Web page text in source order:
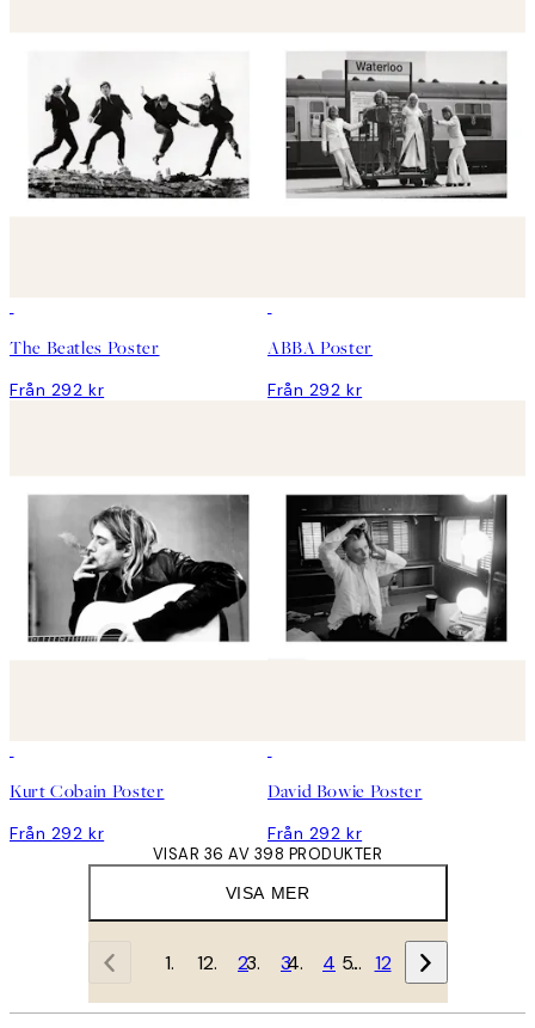
The Beatles Poster
Från 292 kr
ABBA Poster
Från 292 kr
Kurt Cobain Poster
Från 292 kr
David Bowie Poster
Från 292 kr
VISA MER
VISAR 36 AV 398 PRODUKTER
1 2 3 4 … 12